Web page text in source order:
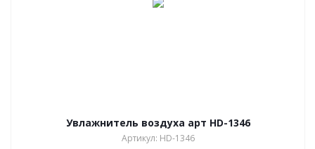
Увлажнитель воздуха арт HD-1346
Артикул: HD-1346